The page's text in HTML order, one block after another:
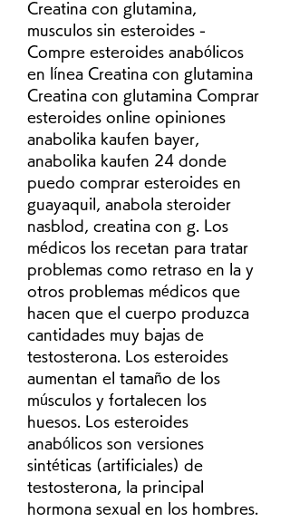
Creatina con glutamina,
musculos sin esteroides -
Compre esteroides anabólicos
en línea Creatina con glutamina
Creatina con glutamina Comprar
esteroides online opiniones
anabolika kaufen bayer,
anabolika kaufen 24 donde
puedo comprar esteroides en
guayaquil, anabola steroider
nasblod, creatina con g. Los
médicos los recetan para tratar
problemas como retraso en la y
otros problemas médicos que
hacen que el cuerpo produzca
cantidades muy bajas de
testosterona. Los esteroides
aumentan el tamaño de los
músculos y fortalecen los
huesos. Los esteroides
anabólicos son versiones
sintéticas (artificiales) de
testosterona, la principal
hormona sexual en los hombres.